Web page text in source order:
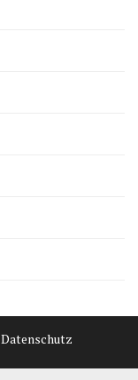
Datenschutz